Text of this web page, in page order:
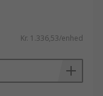
Kr. 1.336,53/enhed